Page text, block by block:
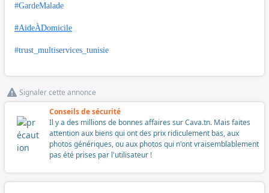
#GardeMalade
#AideÀDomicile
#trust_multiservices_tunisie
Signaler cette annonce
Conseils de sécurité
Il y a des millions de bonnes affaires sur Cava.tn. Mais faites
attention aux biens qui ont des prix ridiculement bas, aux
photos génériques, ou aux photos qui n'ont vraisemblablement
pas été prises par l'utilisateur !